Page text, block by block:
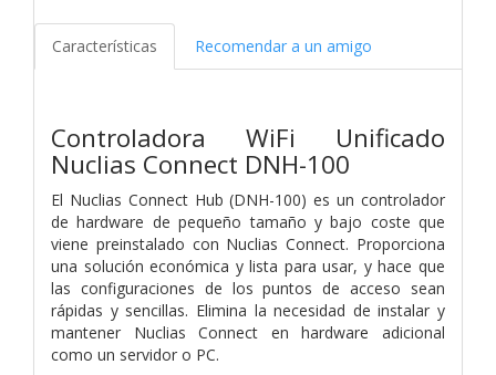
Características Recomendar a un amigo
Controladora WiFi Unificado
Nuclias Connect DNH-100
El Nuclias Connect Hub (DNH-100) es un controlador
de hardware de pequeño tamaño y bajo coste que
viene preinstalado con Nuclias Connect. Proporciona
una solución económica y lista para usar, y hace que
las configuraciones de los puntos de acceso sean
rápidas y sencillas. Elimina la necesidad de instalar y
mantener Nuclias Connect en hardware adicional
como un servidor o PC.